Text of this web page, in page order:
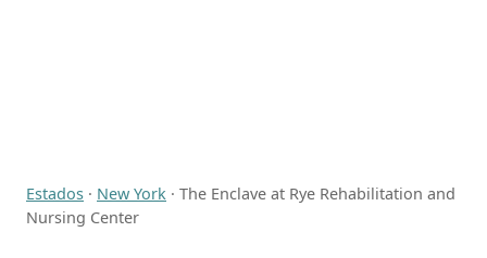
Estados · New York · The Enclave at Rye Rehabilitation and
Nursing Center